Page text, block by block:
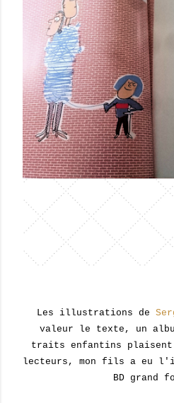
Les illustrations de
valeur le texte, un
traits enfantins plaisent
lecteurs, mon fils a eu
BD grand